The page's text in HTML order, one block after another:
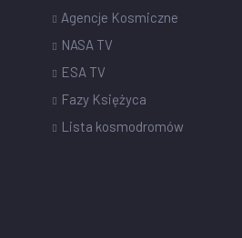
Agencje Kosmiczne
NASA TV
ESA TV
Fazy Księżyca
Lista kosmodromów